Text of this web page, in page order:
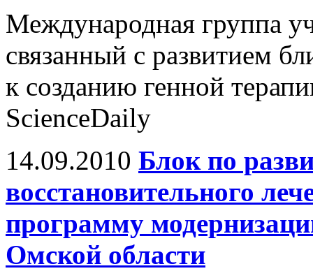
Международная группа
связанный с развитием
к созданию генной
ScienceDaily
14.09.2010 Блок по
восстановительного
программу
Омской области